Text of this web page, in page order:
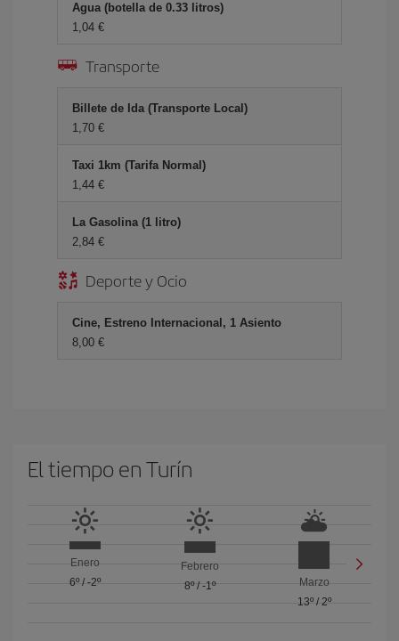
Agua (botella de 0.33 litros)
1,04 €
Transporte
Billete de Ida (Transporte Local)
1,70 €
Taxi 1km (Tarifa Normal)
1,44 €
La Gasolina (1 litro)
2,84 €
Deporte y Ocio
Cine, Estreno Internacional, 1 Asiento
8,00 €
El tiempo en Turín
Enero
6º/ -2º
Febrero
8º/ -1º
Marzo
13º/ 2º